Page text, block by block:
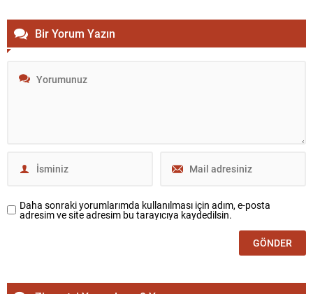
Bir Yorum Yazın
Daha sonraki yorumlarımda kullanılması için adım, e-posta
adresim ve site adresim bu tarayıcıya kaydedilsin.